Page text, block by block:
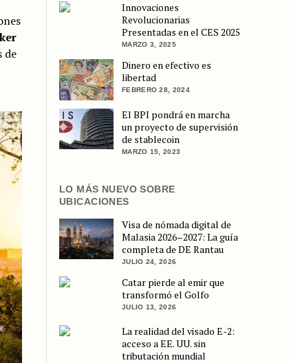
de
Innovaciones
Revolucionarias
Presentadas en el CES 2025
MARZO 3, 2025
Dinero en efectivo es
libertad
FEBRERO 28, 2024
El BPI pondrá en marcha
un proyecto de supervisión
de stablecoin
MARZO 15, 2023
LO MÁS NUEVO SOBRE
UBICACIONES
Visa de nómada digital de
Malasia 2026–2027: La guía
completa de DE Rantau
JULIO 24, 2026
Catar pierde al emir que
transformó el Golfo
JULIO 13, 2026
La realidad del visado E-2:
acceso a EE. UU. sin
tributación mundial